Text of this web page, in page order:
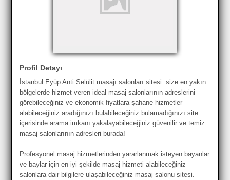
Profil Detayı
İstanbul Eyüp Anti Selülit masajı salonları sitesi: size en yakın
bölgelerde hizmet veren ideal masaj salonlarının adreslerini
görebileceğiniz ve ekonomik fiyatlara şahane hizmetler
alabileceğiniz aradığınızı bulabileceğiniz bulamadığınızı site
içerisinde arama imkanı yakalayabileceğiniz güvenilir ve temiz
masaj salonlarının adresleri burada!
Profesyonel masaj hizmetlerinden yararlanmak isteyen bayanlar
ve baylar için en iyi şekilde masaj hizmeti alabileceğiniz
salonlara dair bilgilere ulaşabileceğiniz masaj salonu sitesi.